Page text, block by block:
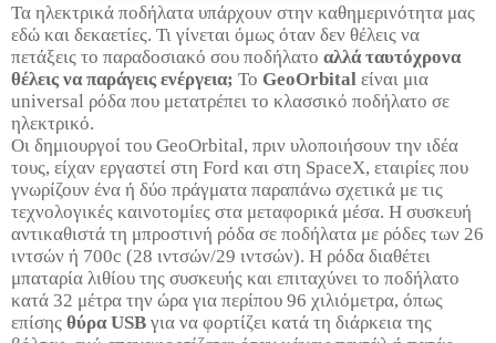
Τα ηλεκτρικά ποδήλατα υπάρχουν στην καθημερινότητα μας
εδώ και δεκαετίες. Τι γίνεται όμως όταν δεν θέλεις να
πετάξεις το παραδοσιακό σου ποδήλατο αλλά ταυτόχρονα
θέλεις να παράγεις ενέργεια; Το GeoOrbital είναι μια
universal ρόδα που μετατρέπει το κλασσικό ποδήλατο σε
ηλεκτρικό.
Οι δημιουργοί του GeoOrbital, πριν υλοποιήσουν την ιδέα
τους, είχαν εργαστεί στη Ford και στη SpaceX, εταιρίες που
γνωρίζουν ένα ή δύο πράγματα παραπάνω σχετικά με τις
τεχνολογικές καινοτομίες στα μεταφορικά μέσα. Η συσκευή
αντικαθιστά τη μπροστινή ρόδα σε ποδήλατα με ρόδες των 26
ιντσών ή 700c (28 ιντσών/29 ιντσών). Η ρόδα διαθέτει
μπαταρία λιθίου της συσκευής και επιταχύνει το ποδήλατο
κατά 32 μέτρα την ώρα για περίπου 96 χιλιόμετρα, όπως
επίσης θύρα USB για να φορτίζει κατά τη διάρκεια της